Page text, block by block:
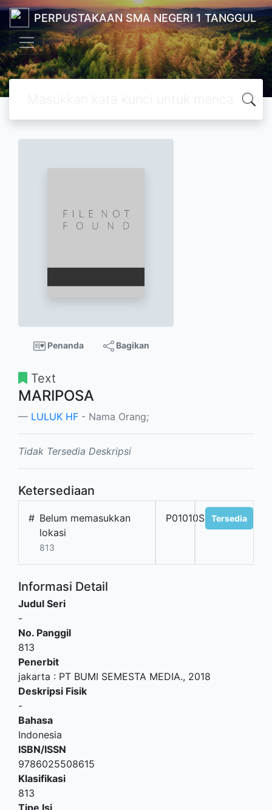
PERPUSTAKAAN SMA NEGERI 1 TANGGUL
Penanda Bagikan
Text
MARIPOSA
LULUK HF - Nama Orang;
Tidak Tersedia Deskripsi
Ketersediaan
# Belum memasukkan
lokasi
813
P01010S Tersedia
Informasi Detail
Judul Seri
-
No. Panggil
813
Penerbit
jakarta : PT BUMI SEMESTA MEDIA., 2018
Deskripsi Fisik
-
Bahasa
Indonesia
ISBN/ISSN
9786025508615
Klasifikasi
813
Tipe Isi